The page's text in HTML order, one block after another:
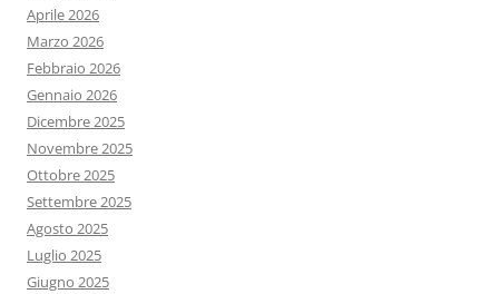
Aprile 2026
Marzo 2026
Febbraio 2026
Gennaio 2026
Dicembre 2025
Novembre 2025
Ottobre 2025
Settembre 2025
Agosto 2025
Luglio 2025
Giugno 2025